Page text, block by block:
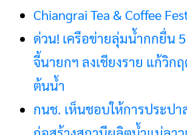
Chiangrai Tea & Coffee
ด่วน! เครือข่ายลุ่มน้ำกกยื่น
จี้นายกฯ ลงเชียงราย แก้วิก
ต้นน้ำ
กนช. เห็นชอบให้การประป